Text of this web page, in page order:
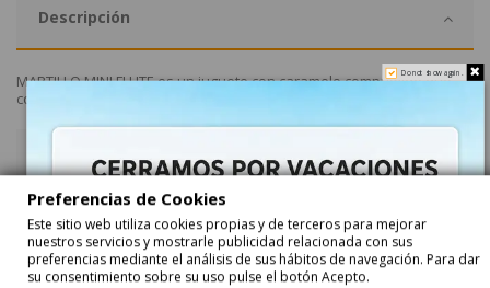
Descripción
MARTILLO MINI FLUTEes un juguete con caramelo comprimido que
consiste en un martillo. Se venden 32 unidades en caja expositora.
Detalle del Producto
Do not show again.
Preferencias de Cookies
Este sitio web utiliza cookies propias y de terceros para mejorar
nuestros servicios y mostrarle publicidad relacionada con sus
preferencias mediante el análisis de sus hábitos de navegación. Para dar
su consentimiento sobre su uso pulse el botón Acepto.